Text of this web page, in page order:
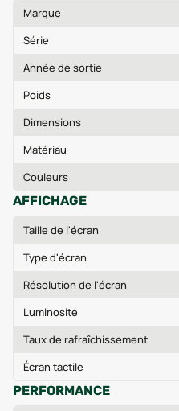
Marque
Série
Année de sortie
Poids
Dimensions
Matériau
Couleurs
AFFICHAGE
Taille de l'écran
Type d'écran
Résolution de l'écran
Luminosité
Taux de rafraîchissement
Écran tactile
PERFORMANCE